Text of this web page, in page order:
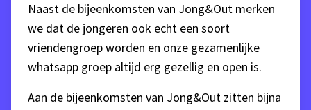
Naast de bijeenkomsten van Jong&Out merken
we dat de jongeren ook echt een soort
vriendengroep worden en onze gezamenlijke
whatsapp groep altijd erg gezellig en open is.
Aan de bijeenkomsten van Jong&Out zitten bijna